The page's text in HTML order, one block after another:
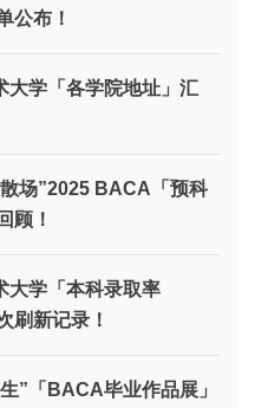
公布！
大学「各学院地址」汇
场”2025 BACA「预科
顾！
大学「本科录取率
刷新记录！
”「BACA毕业作品展」